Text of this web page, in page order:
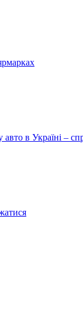
в Україні –